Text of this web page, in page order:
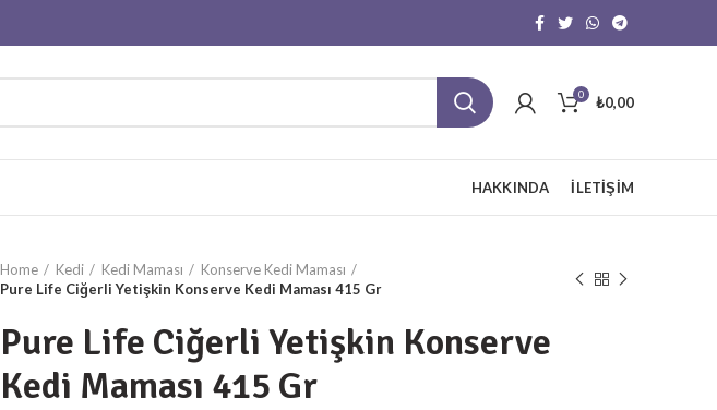
0 ₺0,00
HAKKINDA İLETIŞIM
Home Kedi Kedi Maması
Konserve Kedi Maması
Pure Life Ciğerli Yetişkin Konserve Kedi Maması 415 Gr
Pure Life Ciğerli Yetişkin Konserve
Kedi Maması 415 Gr